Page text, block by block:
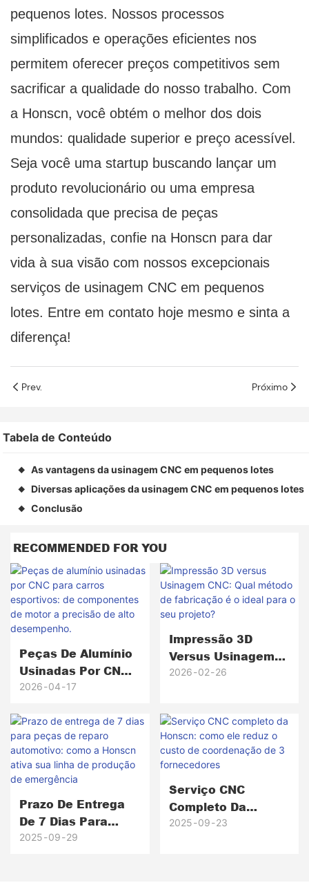
pequenos lotes. Nossos processos
simplificados e operações eficientes nos
permitem oferecer preços competitivos sem
sacrificar a qualidade do nosso trabalho. Com
a Honscn, você obtém o melhor dos dois
mundos: qualidade superior e preço acessível.
Seja você uma startup buscando lançar um
produto revolucionário ou uma empresa
consolidada que precisa de peças
personalizadas, confie na Honscn para dar
vida à sua visão com nossos excepcionais
serviços de usinagem CNC em pequenos
lotes. Entre em contato hoje mesmo e sinta a
diferença!
Prev. Próximo
Tabela de Conteúdo
◆ As vantagens da usinagem CNC em pequenos lotes
◆ Diversas aplicações da usinagem CNC em pequenos lotes
◆ Conclusão
RECOMMENDED FOR YOU
Peças De Alumínio
Usinadas Por CNC
Para Carros
Componentes De
Motor A Precisão
De Alto
Desempenho.
2026 04 17
Impressão 3D
Versus Usinagem
CNC: Qual Método
Projeto?
2026 02 26
Prazo De Entrega
De 7 Dias Para
Peças De Reparo
2025 09 29
Serviço CNC
Completo Da
Honscn: Como Ele
2025 09 23